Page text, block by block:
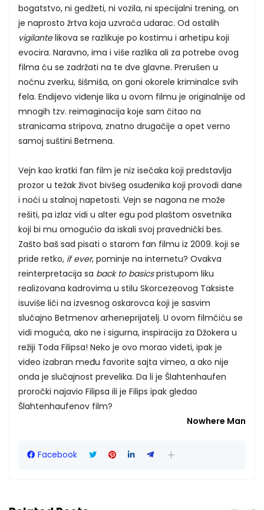
bogatstvo, ni gedžeti, ni vozila, ni specijalni trening, on
je naprosto žrtva koja uzvraća udarac. Od ostalih
vigilantelikova se razlikuje po kostimu i arhetipu koji
evocira. Naravno, ima i više razlika ali za potrebe ovog
filma ću se zadržati na te dve glavne. Prerušen u
noćnu zverku, šišmiša, on goni okorele kriminalce svih
fela. Endijevo viđenje lika u ovom filmu je originalnije od
mnogih tzv. reimaginacija koje sam čitao na
stranicama stripova, znatno drugačije a opet verno
samoj suštini Betmena.
Vejn kao kratki fan film je niz isečaka koji predstavlja
prozor u težak život bivšeg osuđenika koji provodi dane
i noći u stalnoj napetosti. Vejn se nagona ne može
rešiti, pa izlaz vidi u alter egu pod plaštom osvetnika
koji bi mu omogućio da iskali svoj pravednički bes.
Zašto baš sad pisati o starom fan filmu iz 2009. koji se
pride retko, if ever, pominje na internetu? Ovakva
reinterpretacija sa back to basicspristupom liku
realizovana kadrovima u stilu Skorcezeovog Taksiste
isuviše liči na izvesnog oskarovca koji je sasvim
slučajno Betmenov arheneprijatelj. U ovom filmčiću se
vidi moguća, ako ne i sigurna, inspiracija za Džokera u
režiji Toda Filipsa! Neko je ovo morao videti, ipak je
video izabran među favorite sajta vimeo, a ako nije
onda je slučajnost prevelika. Da li je Šlahtenhaufen
proročki najavio Filipsa ili je Filips ipak gledao
Šlahtenhaufenov film?
Nowhere Man
Facebook